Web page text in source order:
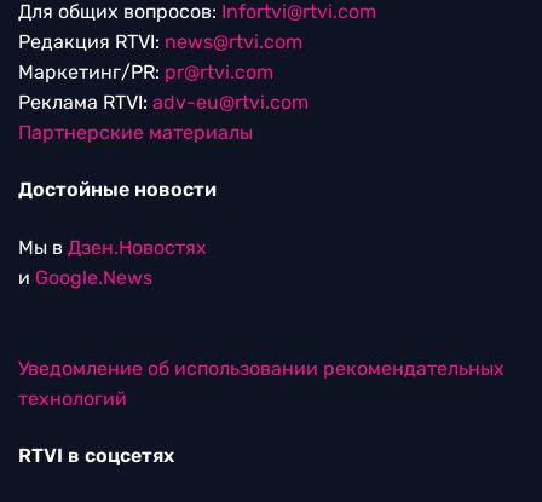
Для общих вопросов: Infortvi@rtvi.com
Редакция RTVI: news@rtvi.com
Маркетинг/PR: pr@rtvi.com
Реклама RTVI: adv-eu@rtvi.com
Партнерские материалы
Достойные новости
Мы в Дзен.Новостях
и Google.News
Уведомление об использовании рекомендательных
технологий
RTVI в соцсетях